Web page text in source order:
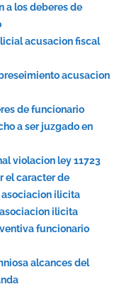
a los deberes de
acusacion fiscal
acusacion
de funcionario
a ser juzgado en
violacion ley 11723
el caracter de
ilicita
ilicita
funcionario
alcances del